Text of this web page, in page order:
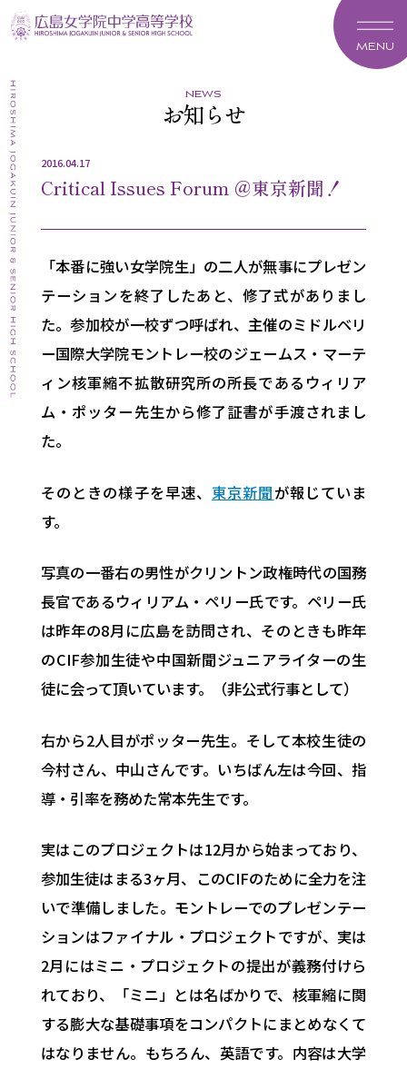
MENU
news
お知らせ
2016.04.17
Critical Issues Forum ＠東京新聞！
「本番に強い女学院生」の二人が無事にプレゼン
テーションを終了したあと、修了式がありまし
た。参加校が一校ずつ呼ばれ、主催のミドルベリ
ー国際大学院モントレー校のジェームス・マーテ
ィン核軍縮不拡散研究所の所長であるウィリア
ム・ポッター先生から修了証書が手渡されまし
た。
そのときの様子を早速、 東京新聞が報じていま
す。
写真の一番右の男性がクリントン政権時代の国務
長官であるウィリアム・ペリー氏です。ペリー氏
は昨年の8月に広島を訪問され、そのときも昨年
のCIF参加生徒や中国新聞ジュニアライターの生
徒に会って頂いています。（非公式行事として）
右から2人目がポッター先生。そして本校生徒の
今村さん、中山さんです。いちばん左は今回、指
導・引率を務めた常本先生です。
実はこのプロジェクトは12月から始まっており、
参加生徒はまる3ヶ月、このCIFのために全力を注
いで準備しました。モントレーでのプレゼンテー
ションはファイナル・プロジェクトですが、実は
2月にはミニ・プロジェクトの提出が義務付けら
れており、「ミニ」とは名ばかりで、核軍縮に関
する膨大な基礎事項をコンパクトにまとめなくて
はなりません。もちろん、英語です。内容は大学